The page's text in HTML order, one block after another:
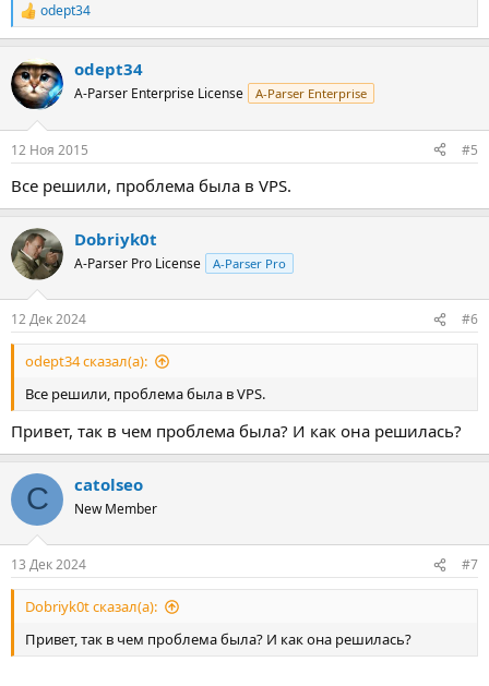
Р
е
к
ц
и
odept34
odept34
A-Parser Enterprise License A-Parser Enterprise
12 Ноя 2015 #5
Все решили, проблема была в VPS.
Dobriyk0t
A-Parser Pro License A-Parser Pro
12 Дек 2024 #6
odept34 сказал(а):
Все решили, проблема была в VPS.
Привет, так в чем проблема была? И как она решилась?
C catolseo
New Member
13 Дек 2024 #7
Dobriyk0t сказал(а):
Привет, так в чем проблема была? И как она решилась?